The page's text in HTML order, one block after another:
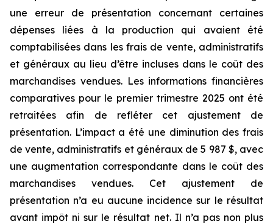
une erreur de présentation concernant certaines
dépenses liées à la production qui avaient été
comptabilisées dans les frais de vente, administratifs
et généraux au lieu d’être incluses dans le coût des
marchandises vendues. Les informations financières
comparatives pour le premier trimestre 2025 ont été
retraitées afin de refléter cet ajustement de
présentation. L’impact a été une diminution des frais
de vente, administratifs et généraux de 5 987 $, avec
une augmentation correspondante dans le coût des
marchandises vendues. Cet ajustement de
présentation n’a eu aucune incidence sur le résultat
avant impôt ni sur le résultat net. Il n’a pas non plus